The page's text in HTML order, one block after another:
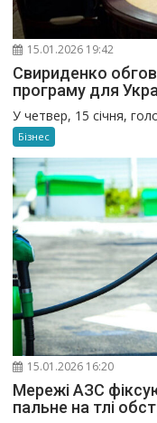
15.01.2026 19:42
Свириденко
програму для
У четвер, 15 січня,
Бізнес
15.01.2026 16:20
Мережі АЗС
пальне на тлі